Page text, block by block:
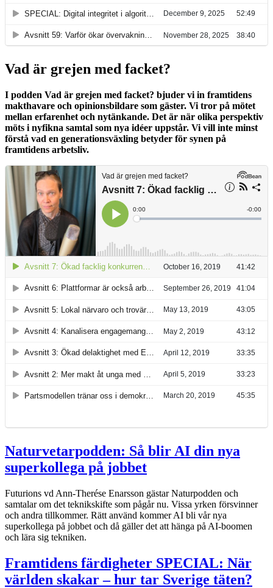
Vad är grejen med facket?
I podden Vad är grejen med facket? bjuder vi in framtidens
makthavare och opinionsbildare som gäster. Vi tror på mötet
mellan erfarenhet och nytänkande. Det är när olika perspektiv
möts i nyfikna samtal som nya idéer uppstår. Vi vill inte minst
förstå vad en generationsväxling betyder för synen på
framtidens arbetsliv.
Naturvetarpodden: Så blir AI din nya
superkollega på jobbet
Futurions vd Ann-Therése Enarsson gästar Naturpodden och
samtalar om det teknikskifte som pågår nu. Vissa yrken försvinner
och andra tillkommer. Rätt använd kommer AI bli vår nya
superkollega på jobbet och då gäller det att hänga på AI-boomen
och lära sig tekniken.
Framtidens färdigheter SPECIAL: När
världen skakar – hur tar Sverige täten?